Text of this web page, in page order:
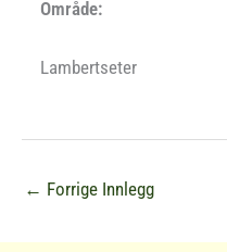
Område:
Lambertseter
← Forrige Innlegg